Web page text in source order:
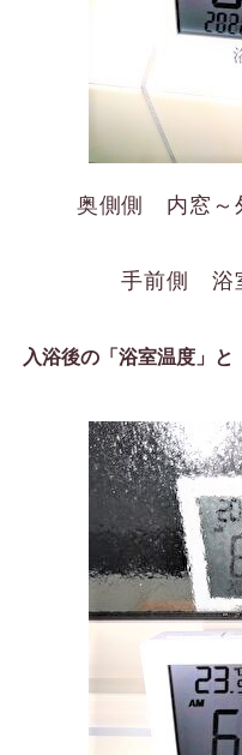
奥側側 内窓
手前側 浴
入浴後の「浴室温度」